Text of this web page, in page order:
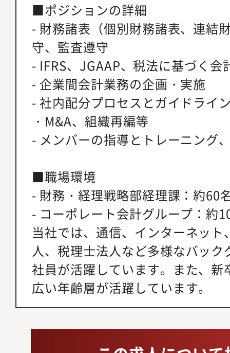
■ポジションの詳細
- 財務諸表（個別財務諸表、連結
守、監査遵守
- IFRS、JGAAP、税法に基づく会
- 企業間会計業務の企画・実施
- 社内配分プロセスとガイドライ
・M&A、組織再編等
- メンバーの指導とトレーニング
■職場環境
- 財務・経理戦略部経理課：約60
- コーポレート会計グループ：約
当社では、通信、インターネッ
人、税理士法人など多様なバッ
社員が活躍しています。また、
広い年齢層が活躍しています。